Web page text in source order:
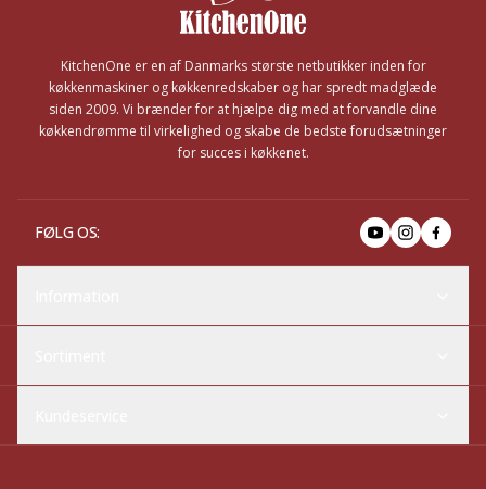
KitchenOne er en af Danmarks største netbutikker inden for
køkkenmaskiner og køkkenredskaber og har spredt madglæde
siden 2009. Vi brænder for at hjælpe dig med at forvandle dine
køkkendrømme til virkelighed og skabe de bedste forudsætninger
for succes i køkkenet.
FØLG OS: